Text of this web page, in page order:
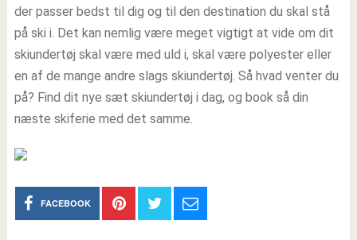
der passer bedst til dig og til den destination du skal stå
på ski i. Det kan nemlig være meget vigtigt at vide om dit
skiundertøj skal være med uld i, skal være polyester eller
en af de mange andre slags skiundertøj. Så hvad venter du
på? Find dit nye sæt skiundertøj i dag, og book så din
næste skiferie med det samme.
FACEBOOK